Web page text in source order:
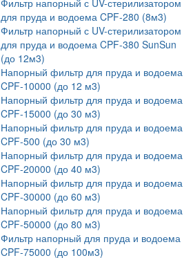
для пруда и водоема CPF-280 (8м3)
Фильтр напорный с UV-стерилизатором
для пруда и водоема CPF-380 SunSun
(до 12м3)
Напорный фильтр для пруда и водоема
CPF-10000 (до 12 м3)
Напорный фильтр для пруда и водоема
CPF-15000 (до 30 м3)
Напорный фильтр для пруда и водоема
CPF-500 (до 30 м3)
Напорный фильтр для пруда и водоема
CPF-20000 (до 40 м3)
Напорный фильтр для пруда и водоема
CPF-30000 (до 60 м3)
Напорный фильтр для пруда и водоема
CPF-50000 (до 80 м3)
Фильтр напорный для пруда и водоема
CPF-75000 (до 100м3)